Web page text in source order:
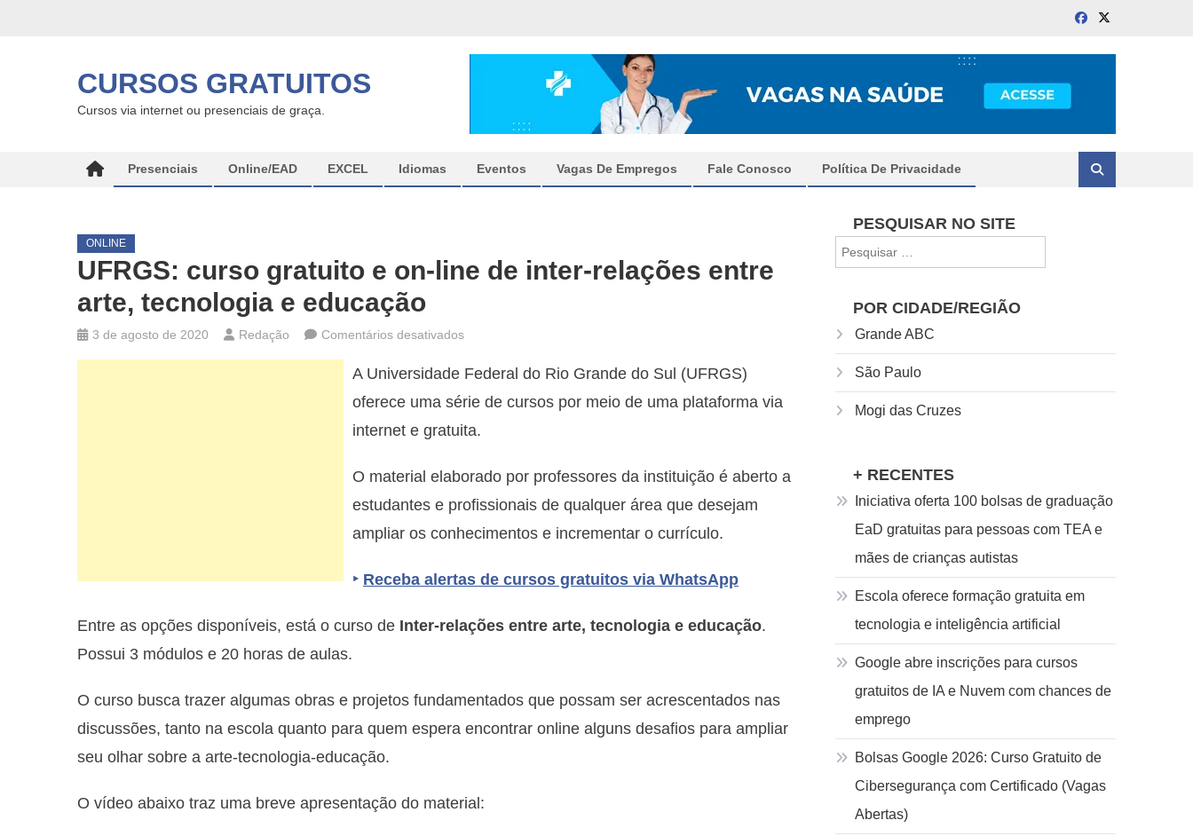
CURSOS GRATUITOS
Cursos via internet ou presenciais de graça.
Presenciais Online/EAD EXCEL Idiomas Eventos Vagas De Empregos Fale Conosco Política De Privacidade
ONLINE
UFRGS: curso gratuito e on-line de inter-relações entre
arte, tecnologia e educação
3 de agosto de 2020 Redação Comentários desativados
curso
gratuito
inter-
relações
arte,
e
A Universidade Federal do Rio Grande do Sul (UFRGS)
oferece uma série de cursos por meio de uma plataforma via
internet e gratuita.
O material elaborado por professores da instituição é aberto a
estudantes e profissionais de qualquer área que desejam
ampliar os conhecimentos e incrementar o currículo.
‣ Receba alertas de cursos gratuitos via WhatsApp
Entre as opções disponíveis, está o curso de Inter-relações entre arte, tecnologia e educação.
Possui 3 módulos e 20 horas de aulas.
O curso busca trazer algumas obras e projetos fundamentados que possam ser acrescentados nas
discussões, tanto na escola quanto para quem espera encontrar online alguns desafios para ampliar
seu olhar sobre a arte-tecnologia-educação.
O vídeo abaixo traz uma breve apresentação do material:
PESQUISAR NO SITE
por:
POR CIDADE/REGIÃO
Grande ABC
São Paulo
Mogi das Cruzes
+ RECENTES
Iniciativa oferta 100 bolsas de graduação
EaD gratuitas para pessoas com TEA e
mães de crianças autistas
Escola oferece formação gratuita em
tecnologia e inteligência artificial
Google abre inscrições para cursos
gratuitos de IA e Nuvem com chances de
emprego
Bolsas Google 2026: Curso Gratuito de
Cibersegurança com Certificado (Vagas
Abertas)